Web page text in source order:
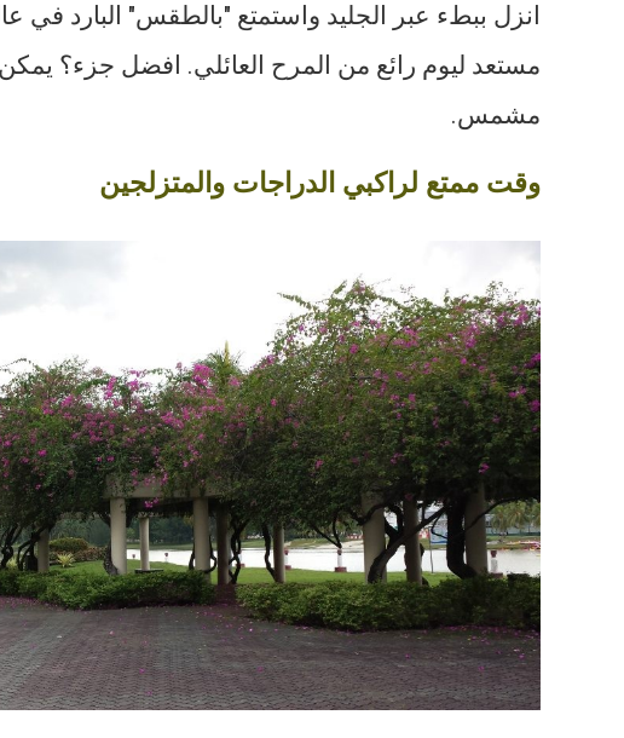
انزل ببطء عبر الجليد واستمتع "بالطقس" البارد في
مستعد ليوم رائع من المرح العائلي. افضل جزء؟
مشمس.
وقت ممتع لراكبي الدراجات والمتزلجين